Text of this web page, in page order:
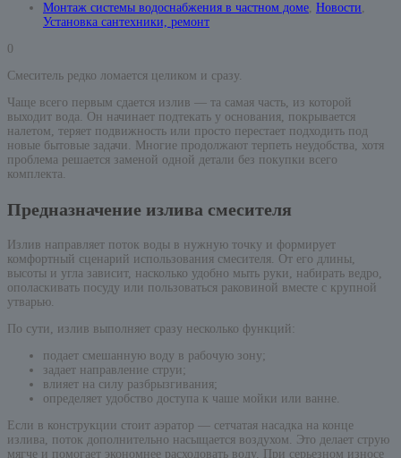
Монтаж системы водоснабжения в частном доме, Новости,
Установка сантехники, ремонт
0
Смеситель редко ломается целиком и сразу.
Чаще всего первым сдается излив — та самая часть, из которой
выходит вода. Он начинает подтекать у основания, покрывается
налетом, теряет подвижность или просто перестает подходить под
новые бытовые задачи. Многие продолжают терпеть неудобства, хотя
проблема решается заменой одной детали без покупки всего
комплекта.
Предназначение излива смесителя
Излив направляет поток воды в нужную точку и формирует
комфортный сценарий использования смесителя. От его длины,
высоты и угла зависит, насколько удобно мыть руки, набирать ведро,
ополаскивать посуду или пользоваться раковиной вместе с крупной
утварью.
По сути, излив выполняет сразу несколько функций:
подает смешанную воду в рабочую зону;
задает направление струи;
влияет на силу разбрызгивания;
определяет удобство доступа к чаше мойки или ванне.
Если в конструкции стоит аэратор — сетчатая насадка на конце
излива, поток дополнительно насыщается воздухом. Это делает струю
мягче и помогает экономнее расходовать воду. При серьезном износе